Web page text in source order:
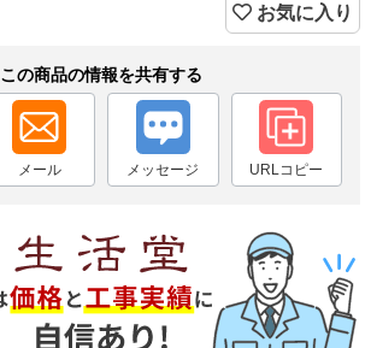
お気に入り
この商品の情報を共有する
メール メッセージ URLコピー